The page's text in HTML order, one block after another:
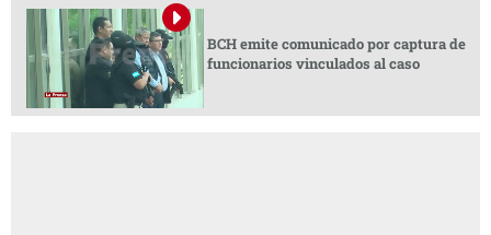
BCH emite comunicado por captura de
funcionarios vinculados al caso